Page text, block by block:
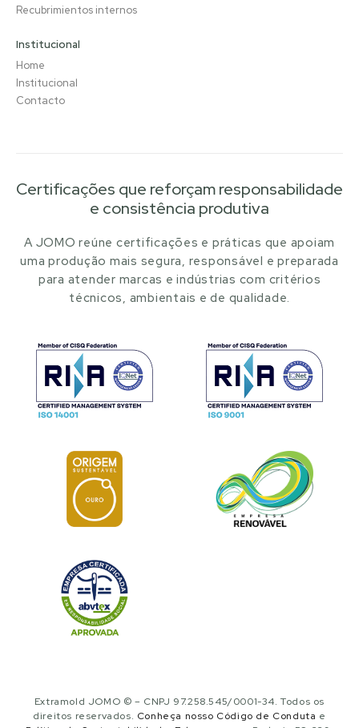
Recubrimientos internos
Institucional
Home
Institucional
Contacto
Certificações que reforçam responsabilidade
e consistência produtiva
A JOMO reúne certificações e práticas que apoiam
uma produção mais segura, responsável e preparada
para atender marcas e indústrias com critérios
técnicos, ambientais e de qualidade.
Extramold JOMO © – CNPJ 97.258.545/0001-34. Todos os
direitos reservados. Conheça nosso Código de Conduta e